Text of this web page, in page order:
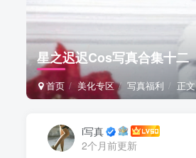
星之迟迟Cos写真合集十二
首页 美化专区 写真福利 正文
i写真
2个月前更新